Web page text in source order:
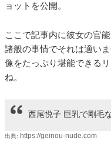
ョットを公開。
ここで記事内に彼女の官
諸般の事情でそれは適い
像をたっぷり堪能できる
ね。
西尾悦子 巨乳で剛毛
出典: https://geinou-nude.com